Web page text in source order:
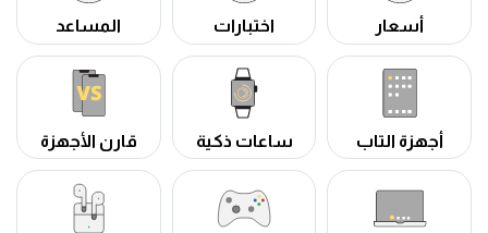
أسعار اختبارات المساعد
أجهزة التاب ساعات ذكية قارن الأجهزة